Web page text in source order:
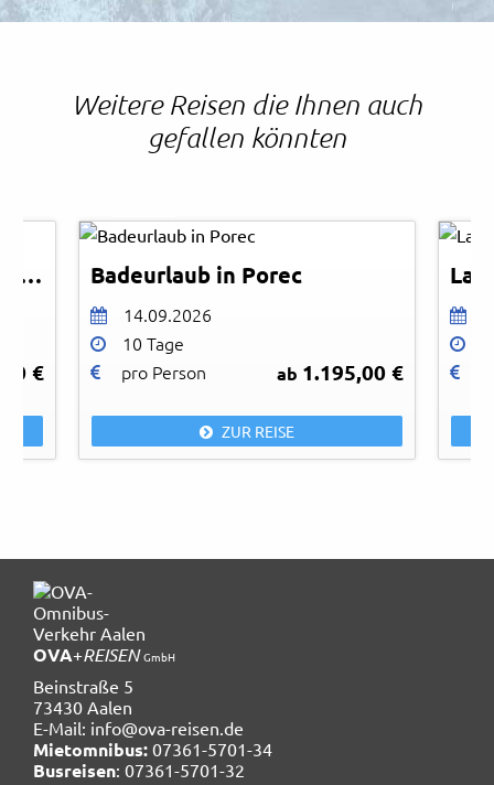
Weitere Reisen die Ihnen auch
gefallen könnten
Lago Maggiore - Blumenriviera
€
Badeurlaub in Porec
14.09.2026
10 Tage
pro Person
ab 1.195,00 €
ZUR REISE
OVA+REISEN GmbH
Beinstraße 5
73430 Aalen
E-Mail: info@ova-reisen.de
Mietomnibus: 07361-5701-34
Busreisen: 07361-5701-32